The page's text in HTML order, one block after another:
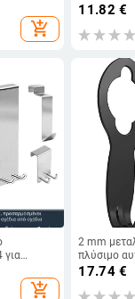
μπάνιο
add_shopping_cart
γάντζο για
11.82 €
για
add_shopping_cart
2 mm
πλύσιμο
νερού,
σωλήνα,
σωλήνα,
17.74€